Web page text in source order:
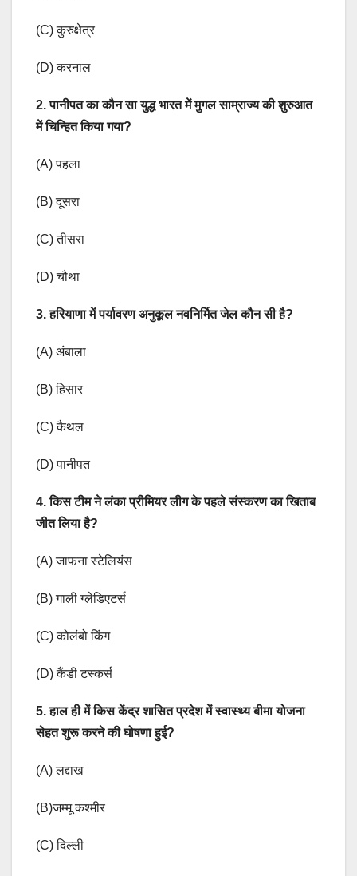
(C) कुरुक्षेत्र
(D) करनाल
2. पानीपत का कौन सा युद्ध भारत में मुगल साम्राज्य की शुरुआत
में चिन्हित किया गया?
(A) पहला
(B) दूसरा
(C) तीसरा
(D) चौथा
3. हरियाणा में पर्यावरण अनुकूल नवनिर्मित जेल कौन सी है?
(A) अंबाला
(B) हिसार
(C) कैथल
(D) पानीपत
4. किस टीम ने लंका प्रीमियर लीग के पहले संस्करण का खिताब
जीत लिया है?
(A) जाफना स्टेलियंस
(B) गाली ग्लेडिएटर्स
(C) कोलंबो किंग
(D) कैंडी टस्कर्स
5. हाल ही में किस केंद्र शासित प्रदेश में स्वास्थ्य बीमा योजना
सेहत शुरू करने की घोषणा हुई?
(A) लद्दाख
(B)जम्मू कश्मीर
(C) दिल्ली